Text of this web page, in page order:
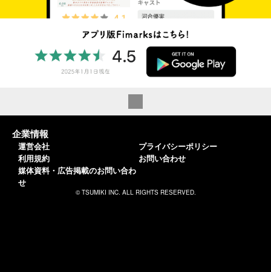
企業情報
運営会社
利用規約
媒体資料・広告掲載のお問い合わ
せ
プライバシーポリシー
お問い合わせ
© TSUMIKI INC. ALL RIGHTS RESERVED.